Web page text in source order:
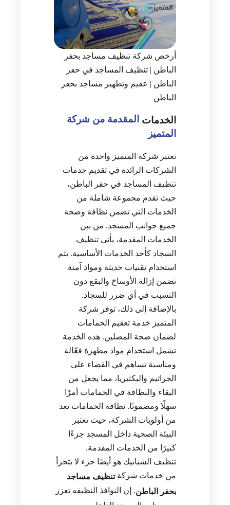
أرخص شركة تنظيف مساجد بحفر
الباطن | تنظيف المساجد في حفر
الباطن | عقيم وتطهير مساجد بحفر
الباطن
الخدمات المقدمة من شركة
المتميز
تعتبر شركة المتميز واحدة من
الشركات الرائدة في تقديم خدمات
تنظيف المساجد في حفر الباطن،
حيث تقدم مجموعة شاملة من
الخدمات التي تضمن نظافة وصحة
جميع جوانب المسجد. من بين
الخدمات المقدمة، يأتي تنظيف
السجاد كأحد الخدمات الأساسية. يتم
استخدام تقنيات حديثة ومواد آمنة
تضمن إزالة الأوساخ والبقع دون
التسبب في أي ضرر للسجاد.
بالإضافة إلى ذلك، توفر شركة
المتميز خدمة تعقيم الحمامات
لضمان صحة المصلين. هذه الخدمة
تشمل استخدام مواد مطهرة فعّالة
ومناسبة تساهم في القضاء على
الجراثيم والبكتيريا، مما يجعل من
البقاء والنظافة في الحمامات أمرًا
سهلًا ومضمونًا. نظافة الحمامات تعد
من أولويات الشركة، حيث تعتبر
البيئة الصحية داخل المسجد جزءًا
كبيرًا من الخدمات المقدمة.
تنظيف الشبابيك هو أيضًا جزء لا يتجزأ
من خدمات شركةتنظيف مساجد
بحفر الباطن. إن النوافذ النظيفه تعزز